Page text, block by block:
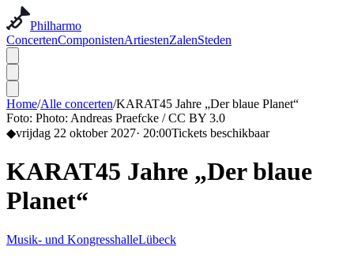
Philharmo
ConcertenComponistenArtiestenZalenSteden
Home/Alle concerten/KARAT45 Jahre „Der blaue Planet“
Foto: Photo: Andreas Praefcke / CC BY 3.0
◆vrijdag 22 oktober 2027· 20:00Tickets beschikbaar
KARAT45 Jahre „Der blaue
Planet“
Musik- und KongresshalleLübeck